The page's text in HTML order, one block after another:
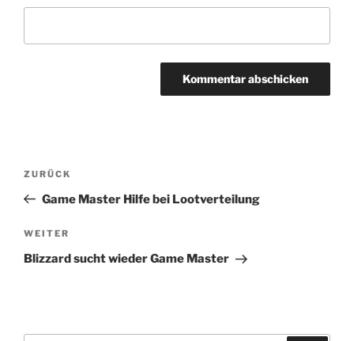
Beitragsnavigation
Vorheriger
Beitrag
ZURÜCK
Game Master Hilfe bei Lootverteilung
Nächster
Beitrag
WEITER
Blizzard sucht wieder Game Master